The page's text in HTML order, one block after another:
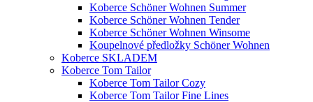
Koberce Schöner Wohnen Summer
Koberce Schöner Wohnen Tender
Koberce Schöner Wohnen Winsome
Koupelnové předložky Schöner Wohnen
Koberce SKLADEM
Koberce Tom Tailor
Koberce Tom Tailor Cozy
Koberce Tom Tailor Fine Lines